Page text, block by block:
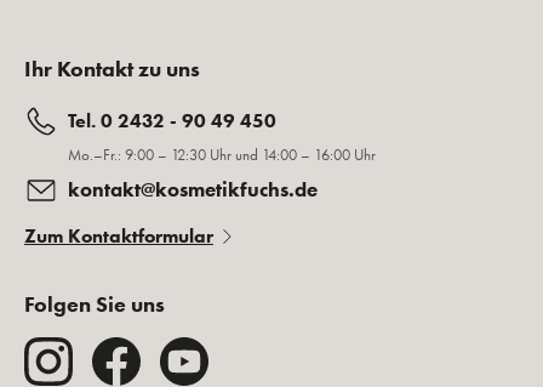
Ihr Kontakt zu uns
Tel. 0 2432 - 90 49 450
Mo.–Fr.: 9:00 – 12:30 Uhr und 14:00 – 16:00 Uhr
kontakt@kosmetikfuchs.de
Zum Kontaktformular
Folgen Sie uns